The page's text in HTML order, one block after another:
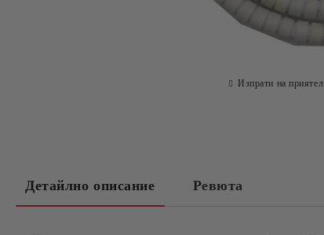
Изпрати на приятел
Детайлно описание Ревюта